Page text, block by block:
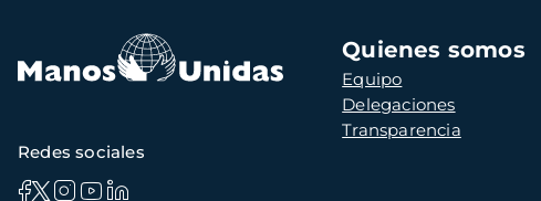
Navegación
principal
Quienes somos
Equipo
Delegaciones
Transparencia
Redes sociales